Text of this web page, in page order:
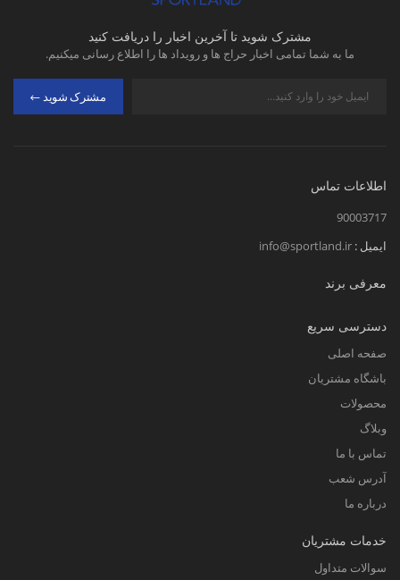
مشترک شوید تا آخرین اخبار را دریافت کنید
ما به شما تمامی اخبار حراج ها و رویداد ها را اطلاع رسانی میکنیم.
مشترک شوید
اطلاعات تماس
90003717
ایمیل : info@sportland.ir
معرفی برند
دسترسی سریع
صفحه اصلی
باشگاه مشتریان
محصولات
وبلاگ
تماس با ما
آدرس شعب
درباره ما
خدمات مشتریان
سوالات متداول